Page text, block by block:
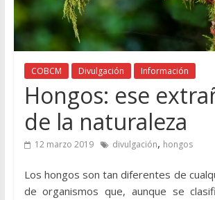
COBCM Divulgación Información
Hongos: ese
de la naturaleza
12 marzo 2019 divulgación, hongos
Los hongos son tan diferentes de
de organismos que, aunque se